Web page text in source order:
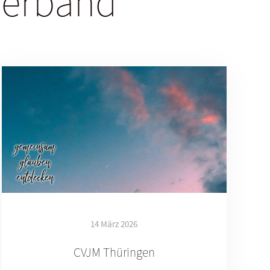
14 März 2026
CVJM Thüringen